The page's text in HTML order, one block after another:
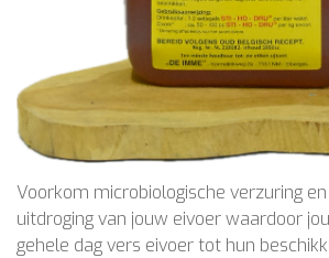
Voorkom microbiologische verzuring
uitdroging van jouw eivoer waardoor
gehele dag vers eivoer tot hun